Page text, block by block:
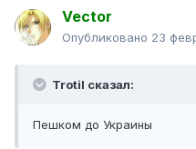
Vector
Опубликовано 23
Trotil сказал:
Пешком до Украины